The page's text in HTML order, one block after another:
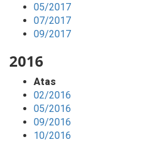
05/2017
07/2017
09/2017
2016
Atas
02/2016
05/2016
09/2016
10/2016